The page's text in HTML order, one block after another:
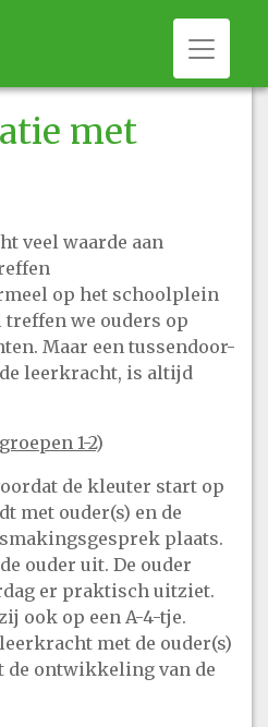
met
veel waarde aan
op het schoolplein
we ouders op
Maar een tussendoor-
leerkracht, is altijd
1-2)
de kleuter start op
met ouder(s) en de
plaats.
ouder uit. De ouder
er praktisch uitziet.
ook op een A-4-tje.
met de ouder(s)
de ontwikkeling van de